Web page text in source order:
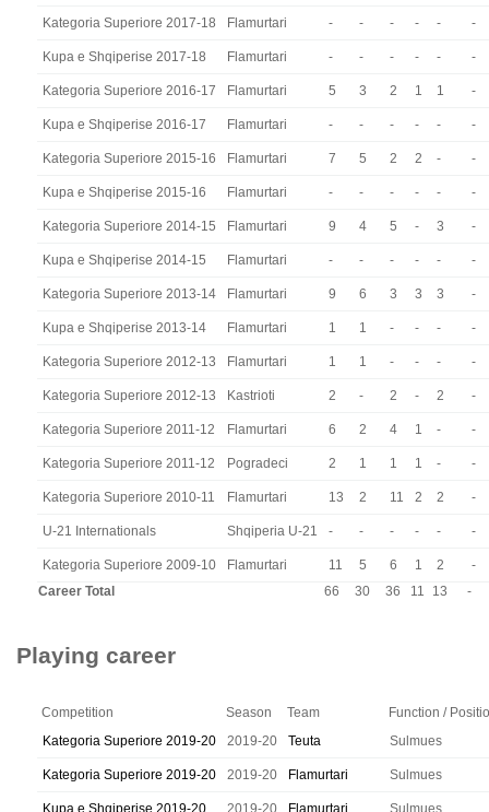
Kategoria Superiore 2017-18 Flamurtari - - - - - -
Kupa e Shqiperise 2017-18 Flamurtari - - - - - -
Kategoria Superiore 2016-17 Flamurtari 5 3 2 1 1 -
Kupa e Shqiperise 2016-17 Flamurtari - - - - - -
Kategoria Superiore 2015-16 Flamurtari 7 5 2 2 - -
Kupa e Shqiperise 2015-16 Flamurtari - - - - - -
Kategoria Superiore 2014-15 Flamurtari 9 4 5 - 3 -
Kupa e Shqiperise 2014-15 Flamurtari - - - - - -
Kategoria Superiore 2013-14 Flamurtari 9 6 3 3 3 -
Kupa e Shqiperise 2013-14 Flamurtari 1 1 - - - -
Kategoria Superiore 2012-13 Flamurtari 1 1 - - - -
Kategoria Superiore 2012-13 Kastrioti 2 - 2 - 2 -
Kategoria Superiore 2011-12 Flamurtari 6 2 4 1 - -
Kategoria Superiore 2011-12 Pogradeci 2 1 1 1 - -
Kategoria Superiore 2010-11 Flamurtari 13 2 11 2 2 -
U-21 Internationals Shqiperia U-21 - - - - - -
Kategoria Superiore 2009-10 Flamurtari 11 5 6 1 2
-
Career Total
66 30 36 11 13 -
Playing career
Competition Season Team
Function /
Kategoria Superiore 2019-20
2019-20 Teuta Sulmues
Kategoria Superiore 2019-20 2019-20 Flamurtari Sulmues
Kupa e Shqiperise 2019-20 2019-20 Flamurtari Sulmues